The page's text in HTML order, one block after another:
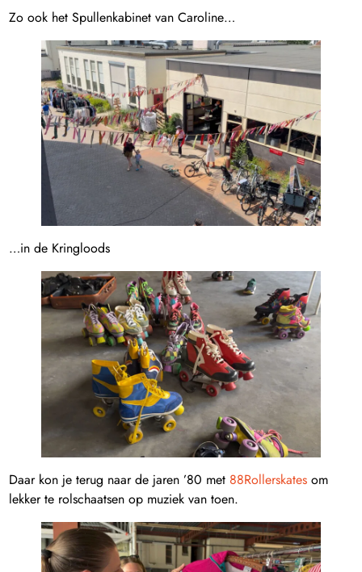
Zo ook het Spullenkabinet van Caroline…
…in de Kringloods
Daar kon je terug naar de jaren ’80 met 88Rollerskates om
lekker te rolschaatsen op muziek van toen.